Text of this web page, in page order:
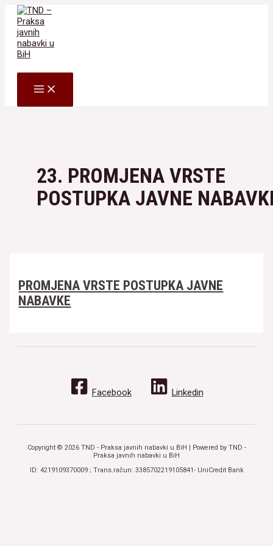
Skip
content
MAIN
MENU
23. PROMJENA VRSTE
POSTUPKA JAVNE
PROMJENA VRSTE POSTUPKA JAVNE
NABAVKE
Facebook Linkedin
Copyright © 2026 TND - Praksa javnih nabavki u BiH | Powered by TND -
Praksa javnih nabavki u BiH
ID: 4219109370009 ; Trans.račun: 3385702219105841- UniCredit Bank